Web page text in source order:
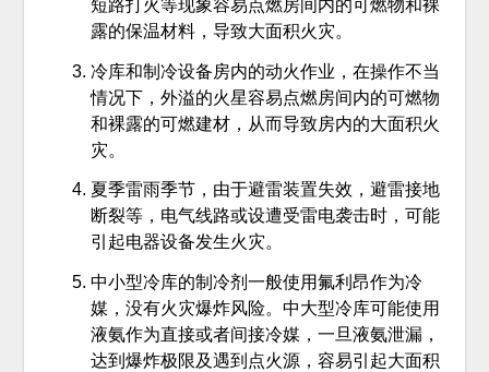
短路打火等现象容易点燃房间内的可燃物和裸
露的保温材料，导致大面积火灾。
冷库和制冷设备房内的动火作业，在操作不当
情况下，外溢的火星容易点燃房间内的可燃物
和裸露的可燃建材，从而导致房内的大面积火
灾。
夏季雷雨季节，由于避雷装置失效，避雷接地
断裂等，电气线路或设遭受雷电袭击时，可能
引起电器设备发生火灾。
中小型冷库的制冷剂一般使用氟利昂作为冷
媒，没有火灾爆炸风险。中大型冷库可能使用
液氨作为直接或者间接冷媒，一旦液氨泄漏，
达到爆炸极限及遇到点火源，容易引起大面积